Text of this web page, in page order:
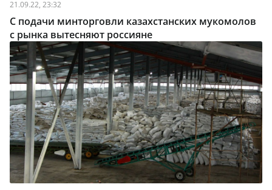
21.09.22, 23:32
С подачи минторговли казахстанских мукомолов
с рынка вытесняют россияне